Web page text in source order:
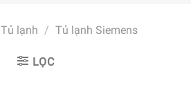
Tủ lạnh / Tủ lạnh Siemens
LỌC